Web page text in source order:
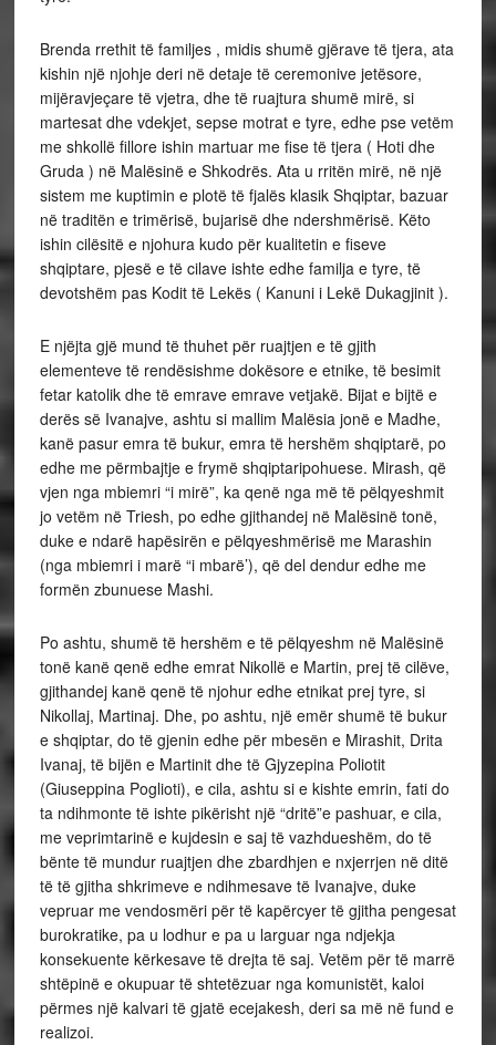
Brenda rrethit të familjes , midis shumë gjërave të tjera, ata
kishin një njohje deri në detaje të ceremonive jetësore,
mijëravjeçare të vjetra, dhe të ruajtura shumë mirë, si
martesat dhe vdekjet, sepse motrat e tyre, edhe pse vetëm
me shkollë fillore ishin martuar me fise të tjera ( Hoti dhe
Gruda ) në Malësinë e Shkodrës. Ata u rritën mirë, në një
sistem me kuptimin e plotë të fjalës klasik Shqiptar, bazuar
në traditën e trimërisë, bujarisë dhe ndershmërisë. Këto
ishin cilësitë e njohura kudo për kualitetin e fiseve
shqiptare, pjesë e të cilave ishte edhe familja e tyre, të
devotshëm pas Kodit të Lekës ( Kanuni i Lekë Dukagjinit ).
E njëjta gjë mund të thuhet për ruajtjen e të gjith
elementeve të rendësishme dokësore e etnike, të besimit
fetar katolik dhe të emrave emrave vetjakë. Bijat e bijtë e
derës së Ivanajve, ashtu si mallim Malësia jonë e Madhe,
kanë pasur emra të bukur, emra të hershëm shqiptarë, po
edhe me përmbajtje e frymë shqiptaripohuese. Mirash, që
vjen nga mbiemri “i mirë”, ka qenë nga më të pëlqyeshmit
jo vetëm në Triesh, po edhe gjithandej në Malësinë tonë,
duke e ndarë hapësirën e pëlqyeshmërisë me Marashin
(nga mbiemri i marë “i mbarë’), që del dendur edhe me
formën zbunuese Mashi.
Po ashtu, shumë të hershëm e të pëlqyeshm në Malësinë
tonë kanë qenë edhe emrat Nikollë e Martin, prej të cilëve,
gjithandej kanë qenë të njohur edhe etnikat prej tyre, si
Nikollaj, Martinaj. Dhe, po ashtu, një emër shumë të bukur
e shqiptar, do të gjenin edhe për mbesën e Mirashit, Drita
Ivanaj, të bijën e Martinit dhe të Gjyzepina Poliotit
(Giuseppina Poglioti), e cila, ashtu si e kishte emrin, fati do
ta ndihmonte të ishte pikërisht një “dritë”e pashuar, e cila,
me veprimtarinë e kujdesin e saj të vazhdueshëm, do të
bënte të mundur ruajtjen dhe zbardhjen e nxjerrjen në ditë
të të gjitha shkrimeve e ndihmesave të Ivanajve, duke
vepruar me vendosmëri për të kapërcyer të gjitha pengesat
burokratike, pa u lodhur e pa u larguar nga ndjekja
konsekuente kërkesave të drejta të saj. Vetëm për të marrë
shtëpinë e okupuar të shtetëzuar nga komunistët, kaloi
përmes një kalvari të gjatë ecejakesh, deri sa më në fund e
realizoi.